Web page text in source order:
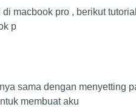
macbook pro , berikut
p
sama dengan menyetting
membuat aku